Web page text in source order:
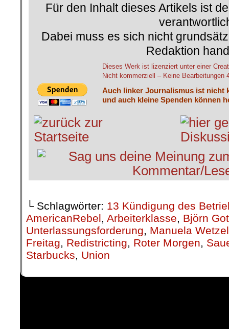
Für den Inhalt dieses Artikels ist
Dabei muss es sich nicht
Redaktion
Dieses Werk ist lizenziert unter einer
Nicht kommerziell – Keine Bearbeitungen
Auch linker Journalismus ist nicht
und auch kleine Spenden können
└ Schlagwörter: 13 Kündigung des
AmericanRebel, Arbeiterklasse, Björn
Unterlassungsforderung, Manuela Wetzel
Freitag, Redistricting, Roter Morgen,
Starbucks, Union